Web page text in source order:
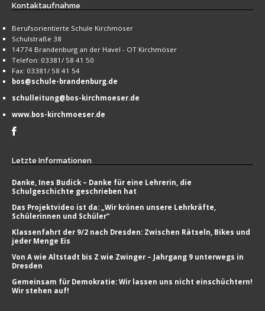
Kontaktaufnahme
Berufsorientierte Schule Kirchmöser
Schulstraße 38
14774 Brandenburg an der Havel - OT Kirchmöser
Telefon: 03381/ 58 41 50
Fax: 03381/ 58 41 54
bos@schule-brandenburg.de
schulleitung@bos-kirchmoeser.de
www.bos-kirchmoeser.de
Letzte Informationen
Danke, Ines Budick – Danke für eine Lehrerin, die
Schulgeschichte geschrieben hat
Das Projektvideo ist da: „Wir krönen unsere Lehrkräfte,
Schülerinnen und Schüler“
Klassenfahrt der 9/2 nach Dresden: Zwischen Rätseln, Bikes und
jeder Menge Eis
Von A wie Altstadt bis Z wie Zwinger – Jahrgang 9 unterwegs in
Dresden
Gemeinsam für Demokratie: Wir lassen uns nicht einschüchtern!
Wir stehen auf!